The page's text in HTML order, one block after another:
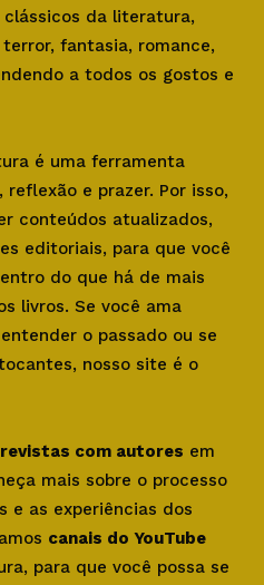
da literatura,
fantasia, romance,
a todos os gostos e
é uma ferramenta
e prazer. Por isso,
conteúdos atualizados,
editoriais, para que você
do que há de mais
livros. Se você ama
o passado ou se
nosso site é o
com autores em
mais sobre o processo
e as experiências dos
canais do YouTube
para que você possa se